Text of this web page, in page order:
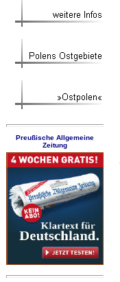
Preußische Allgemeine
Zeitung